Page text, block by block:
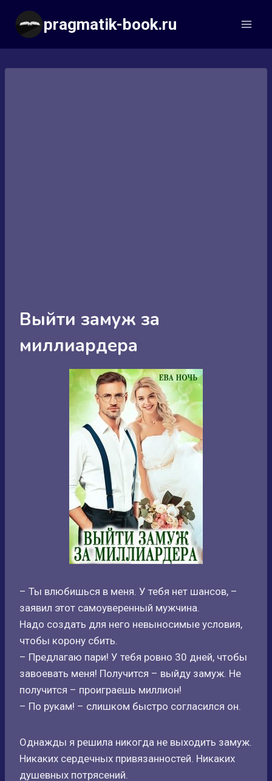
Перейти
содержимому
pragmatik-book.ru
Выйти замуж за
миллиардера
– Ты влюбишься в меня. У тебя нет шансов, –
заявил этот самоуверенный мужчина.
Надо создать для него невыносимые условия,
чтобы корону сбить.
– Предлагаю пари! У тебя ровно 30 дней, чтобы
завоевать меня! Получится – выйду замуж. Не
получится – проиграешь миллион!
– По рукам! – слишком быстро согласился он.
Однажды я решила никогда не выходить замуж.
Никаких сердечных привязанностей. Никаких
душевных потрясений.